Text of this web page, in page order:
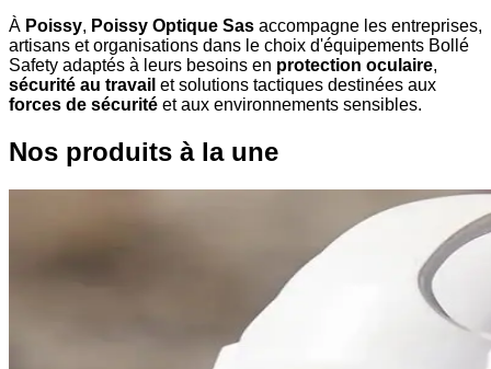
À Poissy, Poissy Optique Sas accompagne les entreprises,
artisans et organisations dans le choix d'équipements Bollé
Safety adaptés à leurs besoins en protection oculaire,
sécurité au travail et solutions tactiques destinées aux
forces de sécurité et aux environnements sensibles.
Nos produits à la une